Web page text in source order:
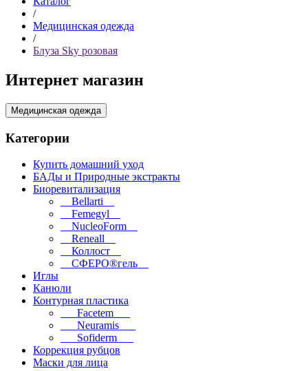
/
Медицинская одежда
/
Блуза Sky розовая
Интернет магазин
Медицинская одежда
Категории
Купить домашний уход
БАДы и Природные экстракты
Биоревитализация
__Bellarti__
__Femegyl__
__NucleoForm__
__Reneall__
__Коллост__
__СФЕРО®гель__
Иглы
Канюли
Контурная пластика
___Facetem___
___Neuramis___
___Sofiderm___
Коррекция рубцов
Маски для лица